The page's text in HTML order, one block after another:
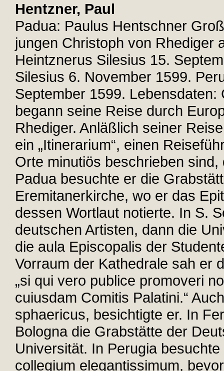
Hentzner, Paul
Padua: Paulus Hentschner
jungen Christoph von Rhediger
Heintznerus Silesius 15.
Silesius 6. November 1599.
September 1599.
begann seine Reise durch
Rhediger. Anläßlich seiner
ein „Itinerarium“, einen
Orte minutiös beschrieben
Padua besuchte er die
Eremitanerkirche, wo er das
dessen Wortlaut notierte. In S.
deutschen Artisten, dann die
die aula Episcopalis der
Vorraum der Kathedrale sah er
„si qui vero publice promoveri
cuiusdam Comitis Palatini.“
sphaericus, besichtigte er. In
Bologna die Grabstätte der
Universität. In Perugia
collegium elegantissimum,